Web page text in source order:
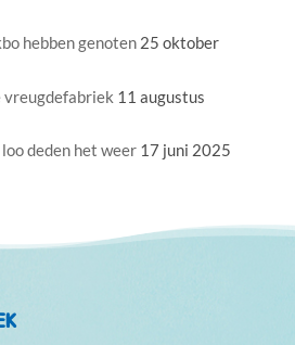
hebben genoten 25 oktober
vreugdefabriek 11 augustus
loo deden het weer 17 juni 2025